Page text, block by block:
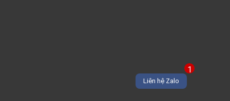
1
Liên hệ Zalo